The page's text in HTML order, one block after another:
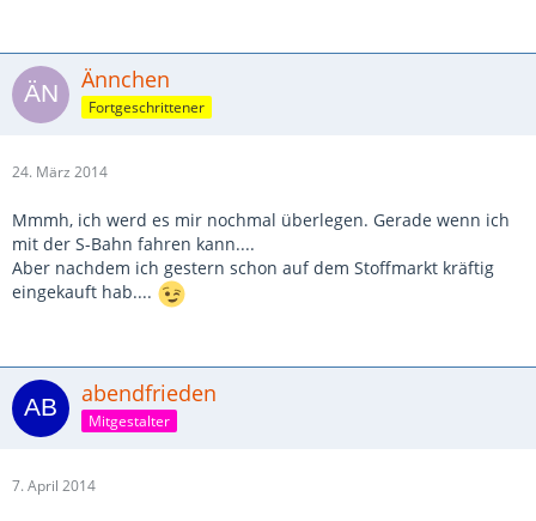
Ännchen
Fortgeschrittener
24. März 2014
Mmmh, ich werd es mir nochmal überlegen. Gerade wenn ich
mit der S-Bahn fahren kann....
Aber nachdem ich gestern schon auf dem Stoffmarkt kräftig
eingekauft hab....
abendfrieden
Mitgestalter
7. April 2014